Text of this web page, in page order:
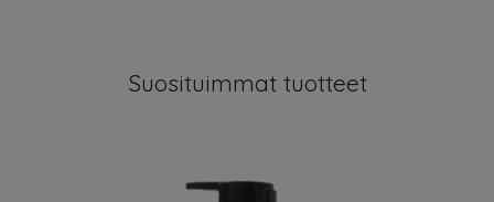
Suosituimmat tuotteet